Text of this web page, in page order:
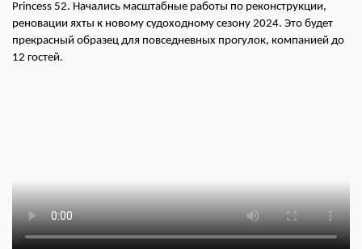
Princess 52. Начались масштабные работы по реконструкции,
реновации яхты к новому судоходному сезону 2024. Это будет
прекрасный образец для повседневных прогулок, компанией до
12 гостей.